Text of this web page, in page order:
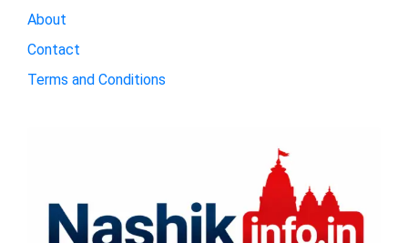
About
Contact
Terms and Conditions